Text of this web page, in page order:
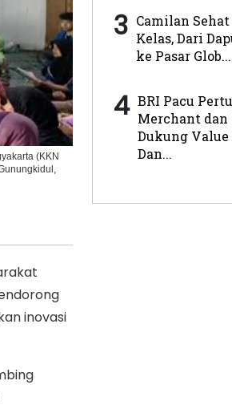
(KKN
inovasi
3 Camilan
Kelas, Dari
ke Pasar Glob...
4 BRI Pacu
Merchant dan
Dukung Value
Dan...